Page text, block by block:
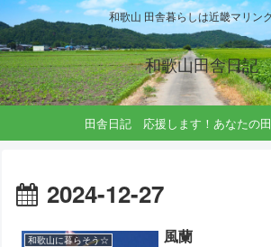
和歌山 田舎暮らしは近畿マリン
和歌山田舎日記
田舎日記 応援します！あなたの
2024-12-27
和歌山に暮らそう☆ 風蘭